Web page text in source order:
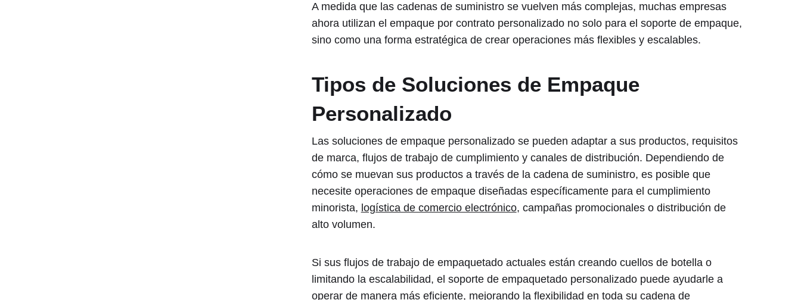
A medida que las cadenas de suministro se vuelven más complejas, muchas empresas
ahora utilizan el empaque por contrato personalizado no solo para el soporte de empaque,
sino como una forma estratégica de crear operaciones más flexibles y escalables.
Tipos de Soluciones de Empaque
Personalizado
Las soluciones de empaque personalizado se pueden adaptar a sus productos, requisitos
de marca, flujos de trabajo de cumplimiento y canales de distribución. Dependiendo de
cómo se muevan sus productos a través de la cadena de suministro, es posible que
necesite operaciones de empaque diseñadas específicamente para el cumplimiento
minorista, logística de comercio electrónico, campañas promocionales o distribución de
alto volumen.
Si sus flujos de trabajo de empaquetado actuales están creando cuellos de botella o
limitando la escalabilidad, el soporte de empaquetado personalizado puede ayudarle a
operar de manera más eficiente, mejorando la flexibilidad en toda su cadena de